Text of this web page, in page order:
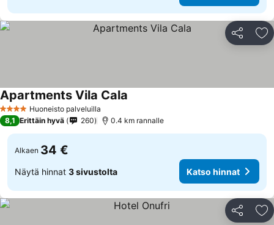
Jaa
4 TähtiluokitusHuoneisto palveluilla
Apartments Vila Cala
8,1 Erittäin hyvä 260 0.4 km rannalle
Alkaen 34 €
Näytä hinnat 3 sivustolta Katso hinnat
Jaa